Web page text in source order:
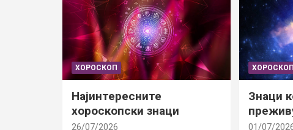
ХОРОСКОП
Најинтересните
хороскопски знаци
26/07/2026
ХОРОСКОП
Знаци
01/07/